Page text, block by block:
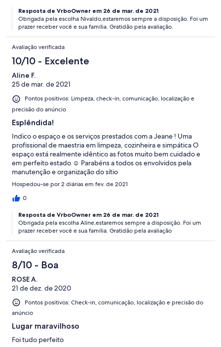
Resposta de VrboOwner em 26 de mar. de 2021
Obrigada pela escolha Nivaldo,estaremos sempre a disposição. Foi um
prazer receber você e sua família. Gratidão pela avaliação.
Avaliação verificada
10/10 - Excelente
Aline F.
25 de mar. de 2021
Pontos positivos: Limpeza, check-in, comunicação, localização e
precisão do anúncio
Esplêndida!
Indico o espaço e os serviços prestados com a Jeane ! Uma
profissional de maestria em limpeza, cozinheira e simpática O
espaço está realmente idêntico as fotos muito bem cuidado e
em perfeito estado ☺️ Parabéns a todos os envolvidos pela
manutenção e organização do sítio
Hospedou-se por 2 diárias em fev. de 2021
0
Resposta de VrboOwner em 26 de mar. de 2021
Obrigada pela escolha Aline,estaremos sempre a disposição. Foi um
prazer receber você e sua família. Gratidão pela avaliação
Avaliação verificada
8/10 - Boa
ROSE A.
21 de dez. de 2020
Pontos positivos: Check-in, comunicação, localização e precisão do
anúncio
Lugar maravilhoso
Foi tudo perfeito